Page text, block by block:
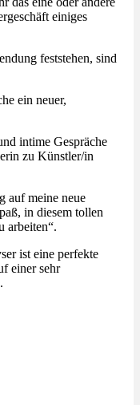
einiges
feststehen, sind
ein neuer,
intime Gespräche
zu Künstler/in
auf meine neue
in diesem tollen
arbeiten“.
ist eine perfekte
einer sehr